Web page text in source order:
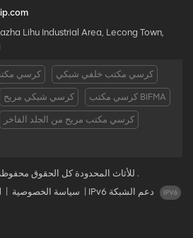
Lihu Industrial Area, Lecong Town,
كرسي كرسي مكتب خلفي شبكي
كرسي شبكي مريح كرسي مكتب BIFMA
كرسي مكتب مريح من الجلد الفاخر
© 2026 شركة فوشان OFC للأثاث المحدودة كل الحقوق محفوظة .
سياسة الخصوصية